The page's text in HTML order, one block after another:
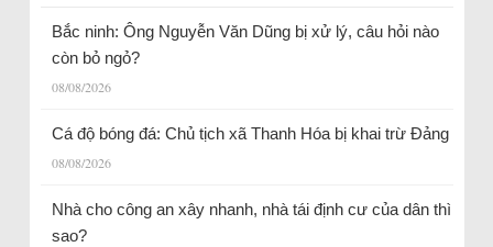
Bắc ninh: Ông Nguyễn Văn Dũng bị xử lý, câu hỏi nào
còn bỏ ngỏ?
08/08/2026
Cá độ bóng đá: Chủ tịch xã Thanh Hóa bị khai trừ Đảng
08/08/2026
Nhà cho công an xây nhanh, nhà tái định cư của dân thì
sao?